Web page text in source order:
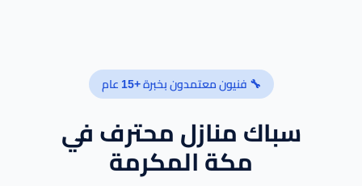
🔧 فنيون معتمدون بخبرة +15 عام
سباك منازل محترف في
مكة المكرمة